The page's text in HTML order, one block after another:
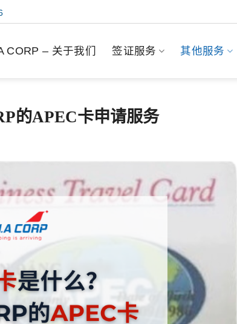
CORP – 关于我们 签证服务 其他服务
的APEC卡申请服务